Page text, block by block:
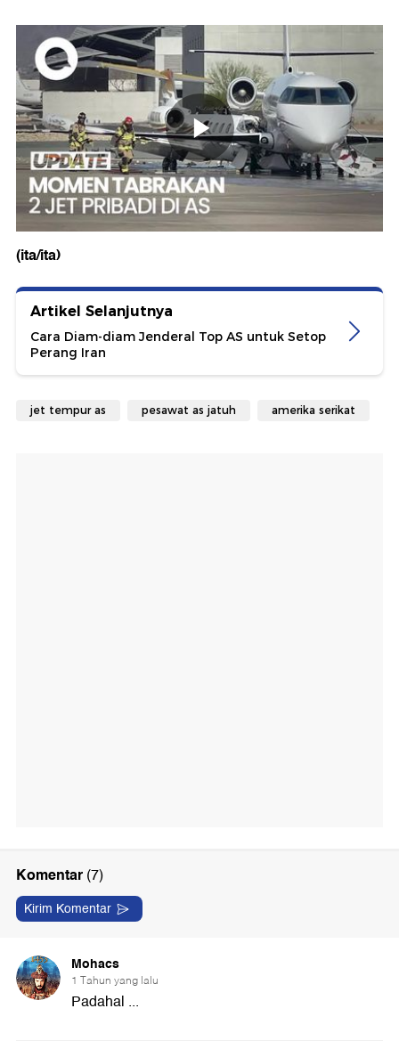
(ita/ita)
Artikel Selanjutnya
Cara Diam-diam Jenderal Top AS untuk Setop
Perang Iran
jet tempur as pesawat as jatuh amerika serikat